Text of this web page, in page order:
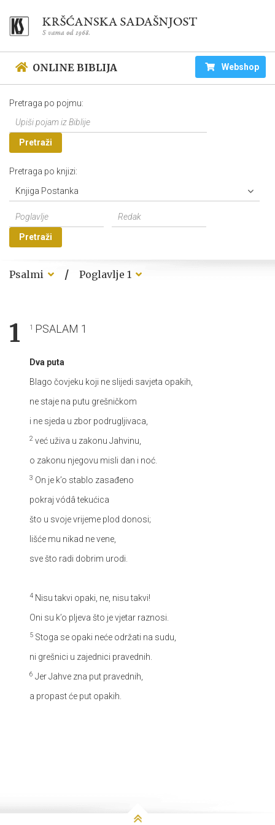
ONLINE BIBLIJA Webshop
Pretraga po pojmu:
Pretraži
Pretraga po knjizi:
Knjiga Postanka
Pretraži
Psalmi / Poglavlje 1
1 1 PSALAM 1
Dva puta
Blago čovjeku koji ne slijedi savjeta opakih,
ne staje na putu grešničkom
i ne sjeda u zbor podrugljivaca,
2 već uživa u zakonu Jahvinu,
o zakonu njegovu misli dan i noć.
3 On je k’o stablo zasađeno
pokraj vódâ tekućica
što u svoje vrijeme plod donosi;
lišće mu nikad ne vene,
sve što radi dobrim urodi.
4 Nisu takvi opaki, ne, nisu takvi!
Oni su k’o pljeva što je vjetar raznosi.
5 Stoga se opaki neće održati na sudu,
ni grešnici u zajednici pravednih.
6 Jer Jahve zna put pravednih,
a propast će put opakih.